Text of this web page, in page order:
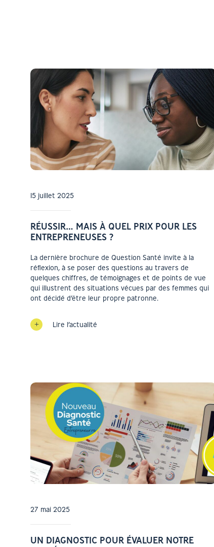
15 juillet 2025
RÉUSSIR… MAIS À QUEL PRIX POUR LES
ENTREPRENEUSES ?
La dernière brochure de Question Santé invite à la
réflexion, à se poser des questions au travers de
quelques chiffres, de témoignages et de points de vue
qui illustrent des situations vécues par des femmes qui
ont décidé d’être leur propre patronne.
Lire l’actualité
27 mai 2025
UN DIAGNOSTIC POUR ÉVALUER NOTRE